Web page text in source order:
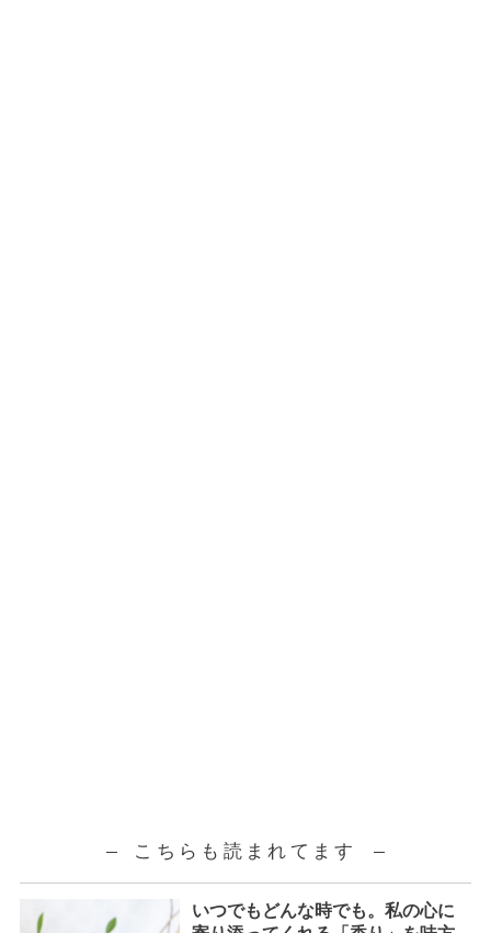
こちらも読まれてます
いつでもどんな時でも。私の心に